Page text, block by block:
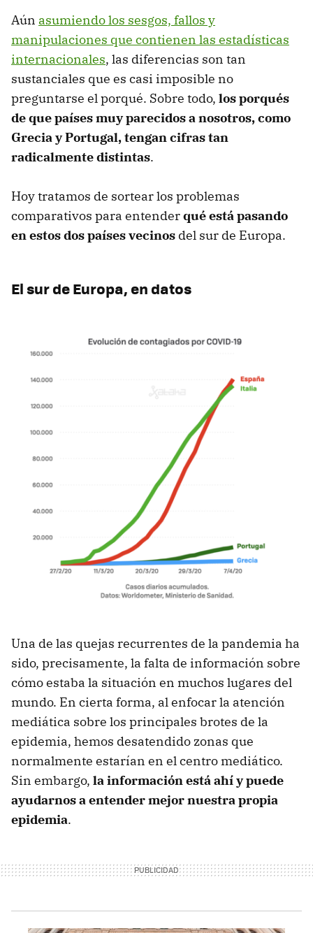
Aún asumiendo los sesgos, fallos y
manipulaciones que contienen las estadísticas
internacionales, las diferencias son tan
sustanciales que es casi imposible no
preguntarse el porqué. Sobre todo, los porqués
de que países muy parecidos a nosotros, como
Grecia y Portugal, tengan cifras tan
radicalmente distintas.
Hoy tratamos de sortear los problemas
comparativos para entenderqué está pasando
en estos dos países vecinos del sur de Europa.
El sur de Europa, en datos
Una de las quejas recurrentes de la pandemia ha
sido, precisamente, la falta de información sobre
cómo estaba la situación en muchos lugares del
mundo. En cierta forma, al enfocar la atención
mediática sobre los principales brotes de la
epidemia, hemos desatendido zonas que
normalmente estarían en el centro mediático.
Sin embargo, la información está ahí y puede
ayudarnos a entender mejor nuestra propia
epidemia.